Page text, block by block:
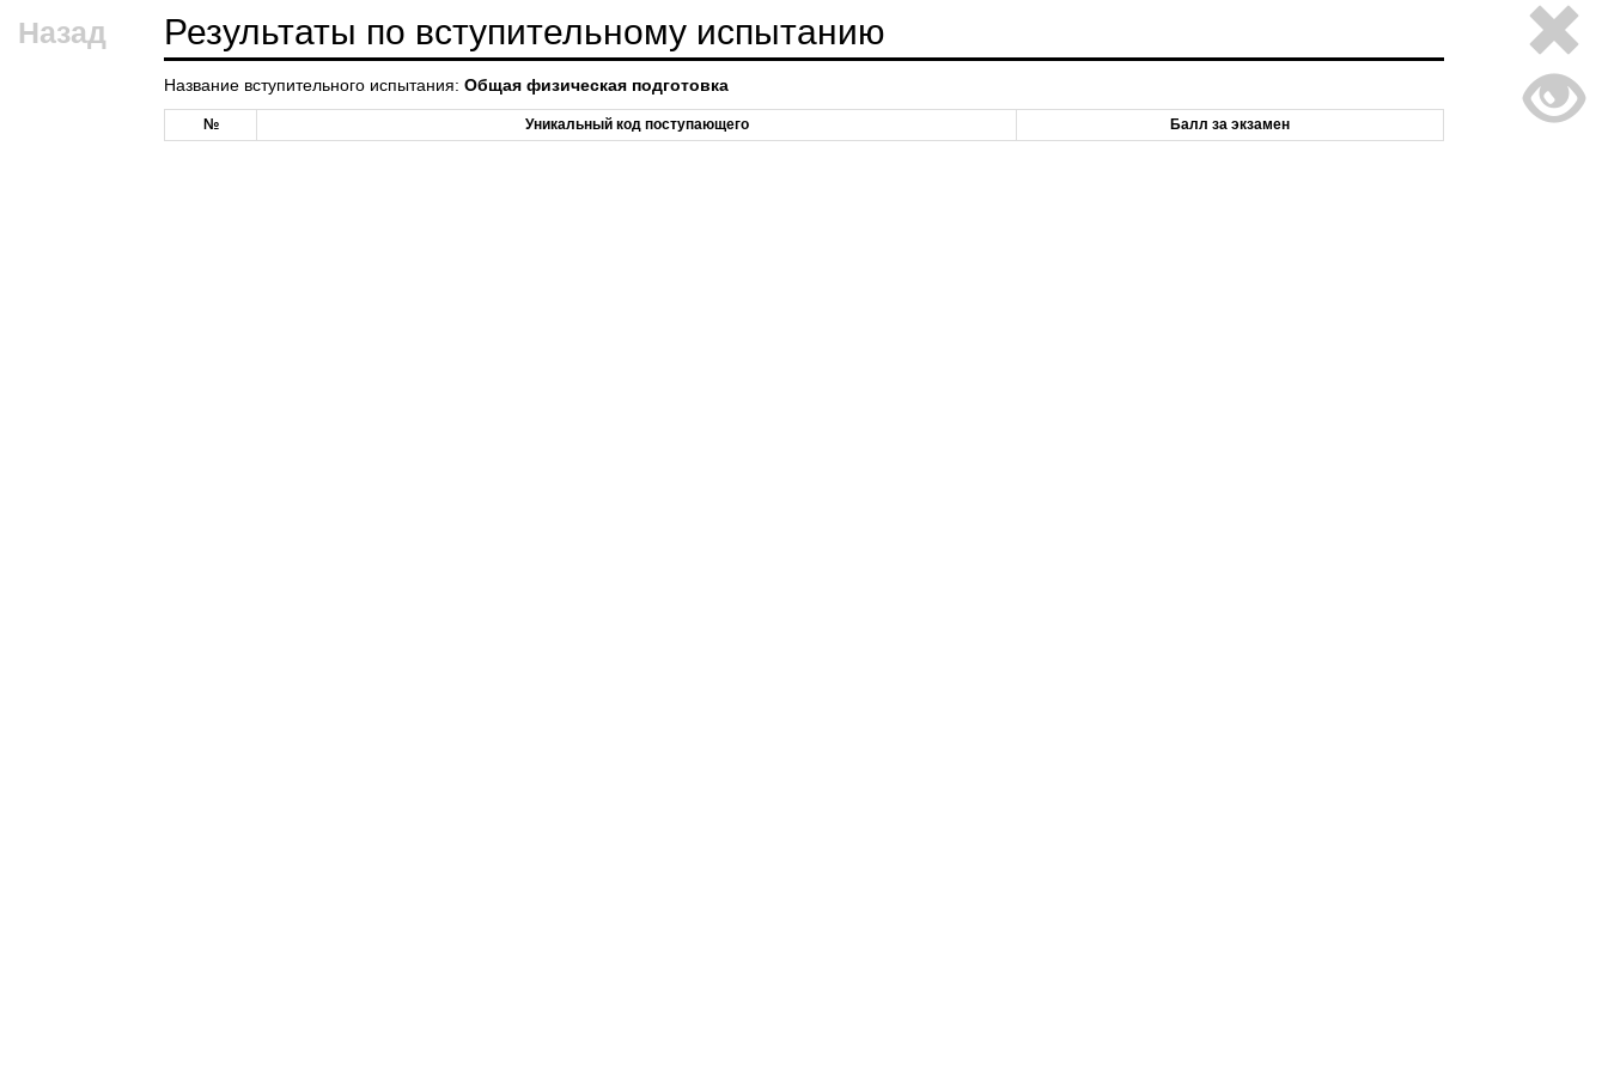
Назад Результаты по вступительному испытанию
Название вступительного испытания: Общая физическая подготовка
№ Уникальный код поступающего Балл за экзамен